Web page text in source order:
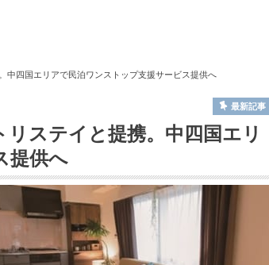
中四国エリアで民泊ワンストップ支援サービス提供へ
最新記事
ステイと提携。中四国エリ
提供へ